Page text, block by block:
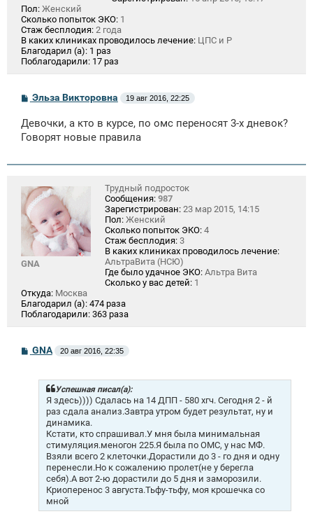
Пол: Женский
Сколько попыток ЭКО: 1
Стаж бесплодия: 2 года
В каких клиниках проводилось лечение: ЦПС и Р
Благодарил (а): 1 раз
Поблагодарили: 17 раз
С
б
щ
и
Эльза Викторовна 19 авг 2016, 22:25
Девочки, а кто в курсе, по омс переносят 3-х дневок?
Говорят новые правила
GNA
Трудный подросток
Сообщения: 987
Зарегистрирован: 23 мар 2015, 14:15
Пол: Женский
Сколько попыток ЭКО: 4
Стаж бесплодия: 3
В каких клиниках проводилось лечение:
АльтраВита (НСЮ)
Где было удачное ЭКО: Альтра Вита
Сколько у вас детей: 1
Откуда: Москва
Благодарил (а): 474 раза
Поблагодарили: 363 раза
СGNA 20 авг 2016, 22:35
Успешная писал(а):
Я здесь)))) Сдалась на 14 ДПП - 580 хгч. Сегодня 2 - й
раз сдала анализ.Завтра утром будет результат, ну и
динамика.
Кстати, кто спрашивал.У мня была минимальная
стимуляция.меногон 225.Я была по ОМС, у нас МФ.
Взяли всего 2 клеточки.Дорастили до 3 - го дня и одну
перенесли.Но к сожалению пролет(не у берегла
себя).А вот 2-ю дорастили до 5 дня и заморозили.
Криоперенос 3 августа.Тьфу-тьфу, моя крошечка со
мной